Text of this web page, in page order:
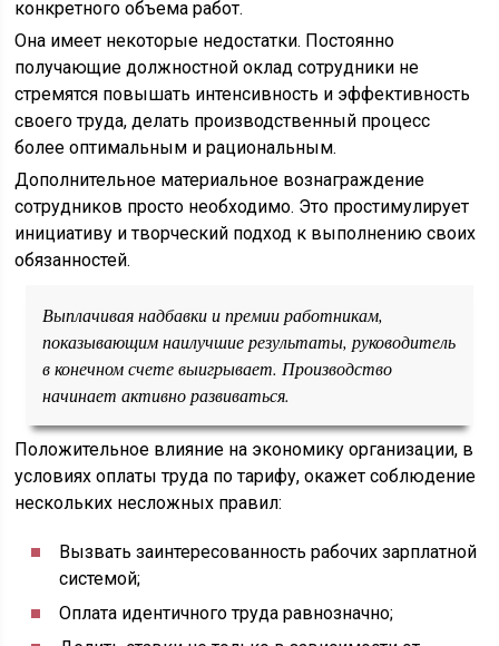
конкретного объема работ.
Она имеет некоторые недостатки. Постоянно
получающие должностной оклад сотрудники не
стремятся повышать интенсивность и эффективность
своего труда, делать производственный процесс
более оптимальным и рациональным.
Дополнительное материальное вознаграждение
сотрудников просто необходимо. Это простимулирует
инициативу и творческий подход к выполнению своих
обязанностей.
Выплачивая надбавки и премии работникам,
показывающим наилучшие результаты, руководитель
в конечном счете выигрывает. Производство
начинает активно развиваться.
Положительное влияние на экономику организации, в
условиях оплаты труда по тарифу, окажет соблюдение
нескольких несложных правил:
Вызвать заинтересованность рабочих зарплатной
системой;
Оплата идентичного труда равнозначно;